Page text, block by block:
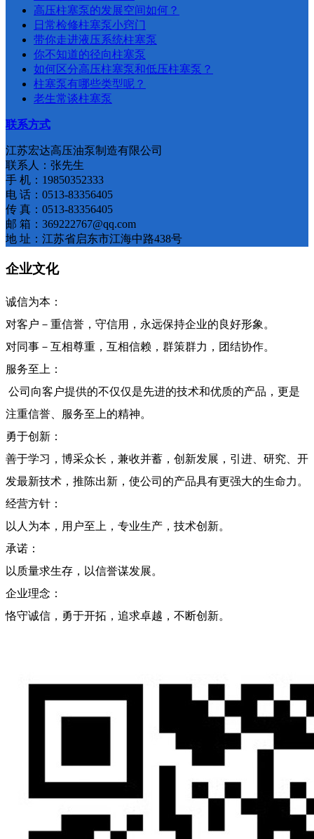
​高压柱塞泵的发展空间如何？
日常检修柱塞泵小窍门
带你走进液压系统柱塞泵
你不知道的径向柱塞泵
如何区分高压柱塞泵和低压柱塞泵​？
柱塞泵有哪些类型呢？
老生常谈柱塞泵
联系方式
江苏宏达高压油泵制造有限公司
联系人：张先生
手 机：19850352333
电 话：0513-83356405
传 真：0513-83356405
邮 箱：369222767@qq.com
地 址：江苏省启东市江海中路438号
企业文化
诚信为本：
对客户－重信誉，守信用，永远保持企业的良好形象。
对同事－互相尊重，互相信赖，群策群力，团结协作。
服务至上：
公司向客户提供的不仅仅是先进的技术和优质的产品，更是
注重信誉、服务至上的精神。
勇于创新：
善于学习，博采众长，兼收并蓄，创新发展，引进、研究、开
发最新技术，推陈出新，使公司的产品具有更强大的生命力。
经营方针：
以人为本，用户至上，专业生产，技术创新。
承诺：
以质量求生存，以信誉谋发展。
企业理念：
恪守诚信，勇于开拓，追求卓越，不断创新。